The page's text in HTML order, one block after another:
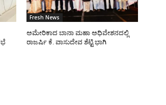
Fresh News
ಅಮೇರಿಕಾದ ಬಾನಾ ಮಹಾ ಅಧಿವೇಶನದಲ್ಲಿ
ರಾಜರ್ಷಿ ಕೆ. ವಾಸುದೇವ ಶೆಟ್ಟಿ ಭಾಗಿ